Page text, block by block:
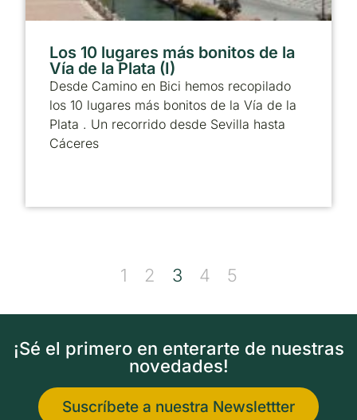
Los 10 lugares más bonitos de la
Vía de la Plata (I)
Desde Camino en Bici hemos recopilado
los 10 lugares más bonitos de la Vía de la
Plata . Un recorrido desde Sevilla hasta
Cáceres
1 2 3 4 5
¡Sé el primero en enterarte de nuestras
novedades!
Suscríbete a nuestra Newslettter